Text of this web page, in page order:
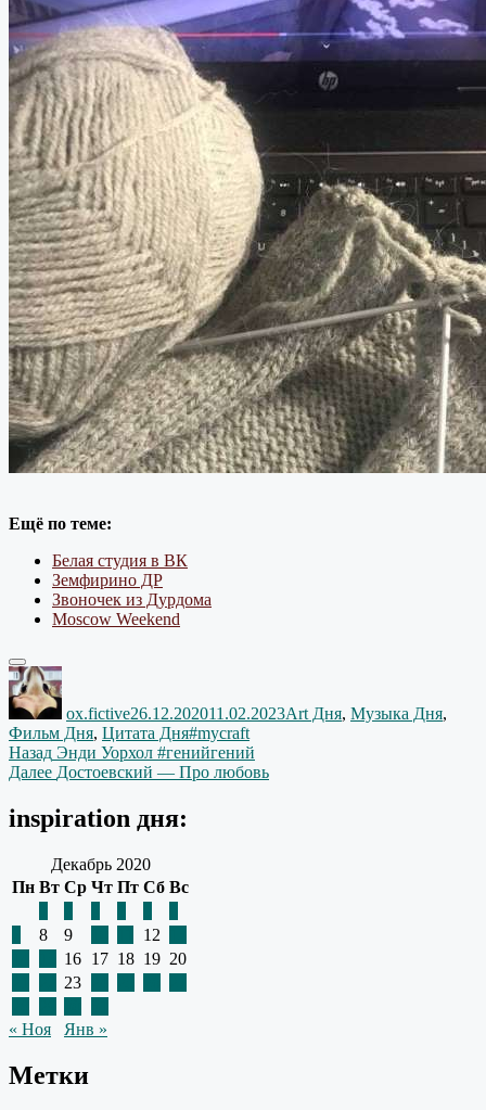
Ещё по теме:
Белая студия в ВК
Земфирино ДР
Звоночек из Дурдома
Moscow Weekend
Автор
ox.fictive26.12.202011.02.2023Art Дня, Музыка Дня,
Фильм Дня, Цитата ДняМетки
#mycraft
Навигация
по
записям
Назад Предыдущая
запись:
Энди Уорхол #генийгений
Далее Следующая
Достоевский — Про любовь
inspiration дня:
Декабрь 2020
Пн Вт Ср Чт Пт Сб Вс
8 9 12
16 17 18 19 20
23
« Ноя
Янв »
Метки